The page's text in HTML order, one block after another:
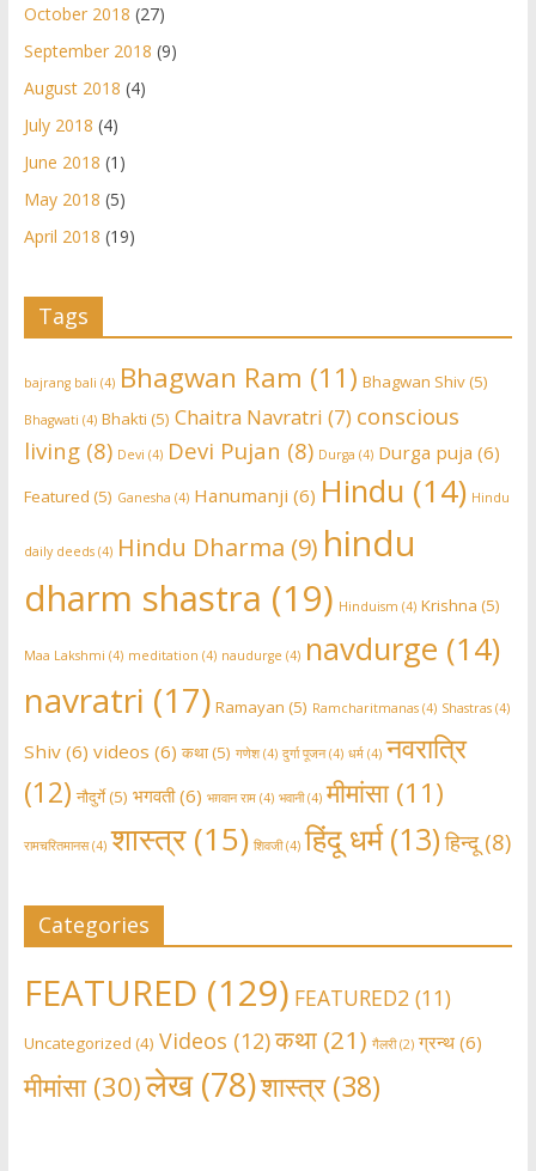
October 2018 (27)
September 2018 (9)
August 2018 (4)
July 2018 (4)
June 2018 (1)
May 2018 (5)
April 2018 (19)
Tags
bajrang bali (4) Bhagwan Ram (11) Bhagwan Shiv(5)
Bhagwati (4) Bhakti (5) Chaitra Navratri (7) conscious
living(8) Devi (4) Devi Pujan (8) Durga (4) Durga puja (6)
Featured (5) Ganesha (4) Hanumanji (6) Hindu (14) Hindu
daily deeds(4) Hindu Dharma (9) hindu
dharm shastra (19) Hinduism (4) Krishna (5)
Maa Lakshmi (4) meditation (4) naudurge (4) navdurge (14)
navratri (17) Ramayan (5) Ramcharitmanas(4) Shastras(4)
Shiv(6) videos (6) कथा(5) गणेश(4) दुर्गा पूजन(4) धर्म(4) नवरात्रि
(12) नौदुर्गे(5) भगवती(6) भग़वान राम(4) भवानी(4) मीमांसा(11)
रामचरितमानस(4) शास्त्र(15) शिवजी(4) हिंदू धर्म(13)हिन्दू(8)
Categories
FEATURED (129) FEATURED2 (11)
Uncategorized (4) Videos (12)कथा(21) गैलरी(2) ग्रन्थ(6)
मीमांसा(30)लेख(78)शास्त्र(38)